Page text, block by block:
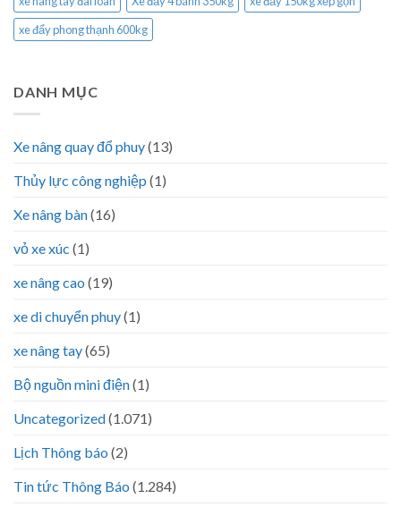
xe đẩy phong thạnh 600kg
DANH MỤC
Xe nâng quay đổ phuy(13)
Thủy lực công nghiệp (1)
Xe nâng bàn(16)
vỏ xe xúc (1)
xe nâng cao (19)
xe di chuyển phuy(1)
xe nâng tay(65)
Bộ nguồn mini điện(1)
Uncategorized(1.071)
Lịch Thông báo (2)
Tin tức Thông Báo (1.284)